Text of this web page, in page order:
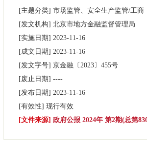
北京要闻 会议信息
政务公开
市领导
政策兑现 政策解读
[主题分类] 市场监管、安全生产监管/工商
[发文机构] 北京市地方金融监督管理局
[实施日期] 2023-11-16
[成文日期] 2023-11-16
[发文字号] 京金融 〔2023〕 455号
[废止日期] ----
[发布日期] 2023-11-16
[有效性] 现行有效
[文件来源] 政府公报 2024年 第2期(总第